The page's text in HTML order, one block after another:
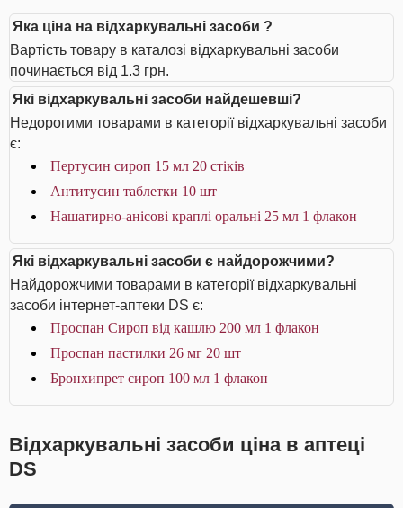
Яка ціна на відхаркувальні засоби ?
Вартість товару в каталозі відхаркувальні засоби
починається від 1.3 грн.
Які відхаркувальні засоби найдешевші?
Недорогими товарами в категорії відхаркувальні засоби
є:
Пертусин сироп 15 мл 20 стіків
Антитусин таблетки 10 шт
Нашатирно-анісові краплі оральні 25 мл 1 флакон
Які відхаркувальні засоби є найдорожчими?
Найдорожчими товарами в категорії відхаркувальні
засоби інтернет-аптеки DS є:
Проспан Сироп від кашлю 200 мл 1 флакон
Проспан пастилки 26 мг 20 шт
Бронхипрет сироп 100 мл 1 флакон
Відхаркувальні засоби ціна в аптеці
DS